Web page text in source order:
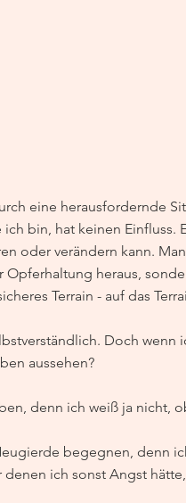
eine herausfordernde
bin, hat keinen Einfluss.
oder verändern kann.
Opferhaltung heraus,
Terrain - auf das
Doch wenn
aussehen?
denn ich weiß ja nicht,
begegnen, denn
ich sonst Angst